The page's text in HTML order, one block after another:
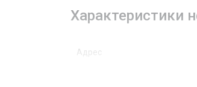
Характеристики
Адрес